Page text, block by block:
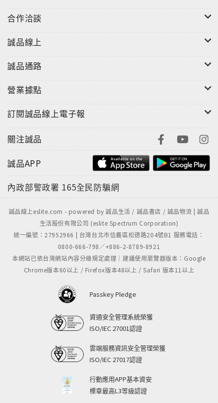
合作洽談
誠品線上
誠品通路
營業據點
訂閱誠品線上電子報
關注誠品
誠品APP
內政部警政署 165全民防騙網
誠品線上eslite.com - powered by 誠品生活 / 誠品書店 / 誠品物流 | 誠品
生活股份有限公司 (eslite Spectrum Corporation)
統一編號：27952966 | 台灣台北市信義區松德路204號B1 服務電話：
0800-666-798／+886-2-8789-8921
本網站已依台灣網站內容分級規定處理｜建議使用瀏覽器版本：Google
Chrome版本60以上 / Firefox版本48以上 / Safari 版本11以上
Passkey Pledge
資通安全管理系統榮獲
ISO/IEC 27001認證
雲端服務資訊安全管理榮獲
ISO/IEC 27017認證
行動應用APP基本資安
標章最高L3等級認證